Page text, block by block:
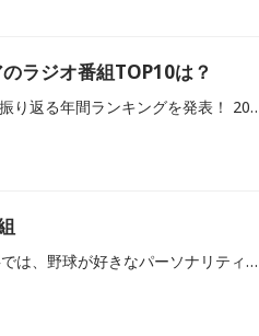
ラジオ番組TOP10は？
radiko（ラジコ）が、ラジオ番組・ポッドキャスト・音楽を振り返る年間ランキングを発表！ 2025年にradikoで
いよいよ3月28日（金）に2025年のプロ野球が開幕！当記事では、野球が好きなパーソナリティが出演する番組や、プロ野球中継番組をご紹介します。ぜひラジコでプロ野球中継をお楽しみください。